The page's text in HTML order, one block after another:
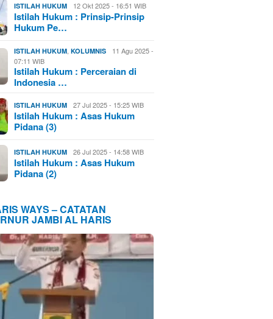
ISTILAH HUKUM 12 Okt 2025 - 16:51 WIB
Istilah Hukum : Prinsip-Prinsip
Hukum Pe…
ISTILAH HUKUM ,KOLUMNIS
11 Agu 2025 -
07:11 WIB
Istilah Hukum : Perceraian di
Indonesia …
ISTILAH HUKUM 27 Jul 2025 - 15:25 WIB
Istilah Hukum : Asas Hukum
Pidana (3)
ISTILAH HUKUM 26 Jul 2025 - 14:58 WIB
Istilah Hukum : Asas Hukum
Pidana (2)
WAYS – CATATAN
JAMBI AL HARIS